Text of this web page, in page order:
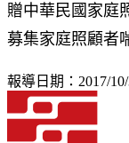
贈中華民國家庭
募集家庭照顧者
報導日期：2017/10/